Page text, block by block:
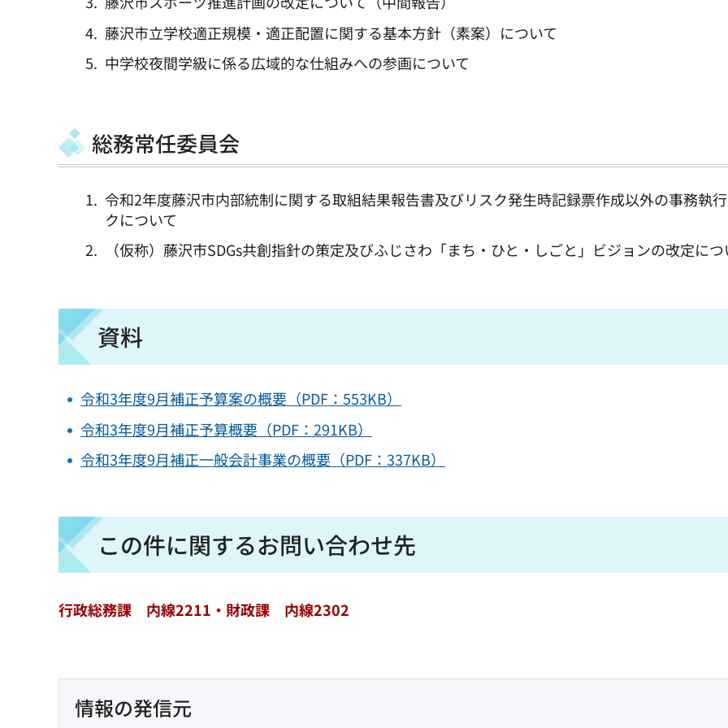
藤沢市立学校適正規模・適正配置に関する基本方針（素案）について
中学校夜間学級に係る広域的な仕組みへの参画について
総務常任委員会
令和2年度藤沢市内部統制に関する取組結果報告書及びリスク発生時記録票作成以外の事務執
クについて
（仮称）藤沢市SDGs共創指針の策定及びふじさわ「まち・ひと・しごと」ビジョンの改定につ
資料
令和3年度9月補正予算案の概要（PDF：553KB）
令和3年度9月補正予算概要（PDF：291KB）
令和3年度9月補正一般会計事業の概要（PDF：337KB）
この件に関するお問い合わせ先
行政総務課 内線2211・財政課 内線2302
情報の発信元